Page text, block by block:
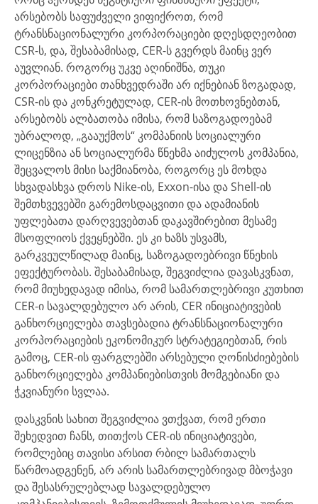
არსებობს საფუძველი ვიფიქროთ, რომ
ტრანსნაციონალური კორპორაციები დღესდღეობით
CSR-ს, და, შესაბამისად, CER-ს გვერდს მაინც ვერ
აუვლიან. როგორც უკვე აღინიშნა, თუკი
კორპორაციები თანხვედრაში არ იქნებიან ზოგადად,
CSR-ის და კონკრეტულად, CER-ის მოთხოვნებთან,
არსებობს ალბათობა იმისა, რომ საზოგადოებამ
უბრალოდ, „გააუქმოს“ კომპანიის სოციალური
ლიცენზია ან სოციალურმა წნეხმა აიძულოს კომპანია,
შეცვალოს მისი საქმიანობა, როგორც ეს მოხდა
სხვადასხვა დროს Nike-ის, Exxon-ისა და Shell-ის
შემთხვევებში გარემოსდაცვითი და ადამიანის
უფლებათა დარღვევებთან დაკავშირებით მესამე
მსოფლიოს ქვეყნებში. ეს კი ხაზს უსვამს,
გარკვეულწილად მაინც, საზოგადოებრივი წნეხის
ეფექტურობას. შესაბამისად, შეგვიძლია დავასკვნათ,
რომ მიუხედავად იმისა, რომ სამართლებრივი კუთხით
CER-ი სავალდებულო არ არის, CER ინიციატივების
განხორციელება თავსებადია ტრანსნაციონალური
კორპორაციების ეკონომიკურ სტრატეგიებთან, რის
გამოც, CER-ის ფარგლებში არსებული ღონისძიებების
განხორციელება კომპანიებისთვის მომგებიანი და
ჭკვიანური სვლაა.
დასკვნის სახით შეგვიძლია ვთქვათ, რომ ერთი
შეხედვით ჩანს, თითქოს CER-ის ინიციატივები,
რომლებიც თავისი არსით რბილ სამართალს
წარმოადგენენ, არ არის სამართლებრივად მბოჭავი
და შესასრულებლად სავალდებულო